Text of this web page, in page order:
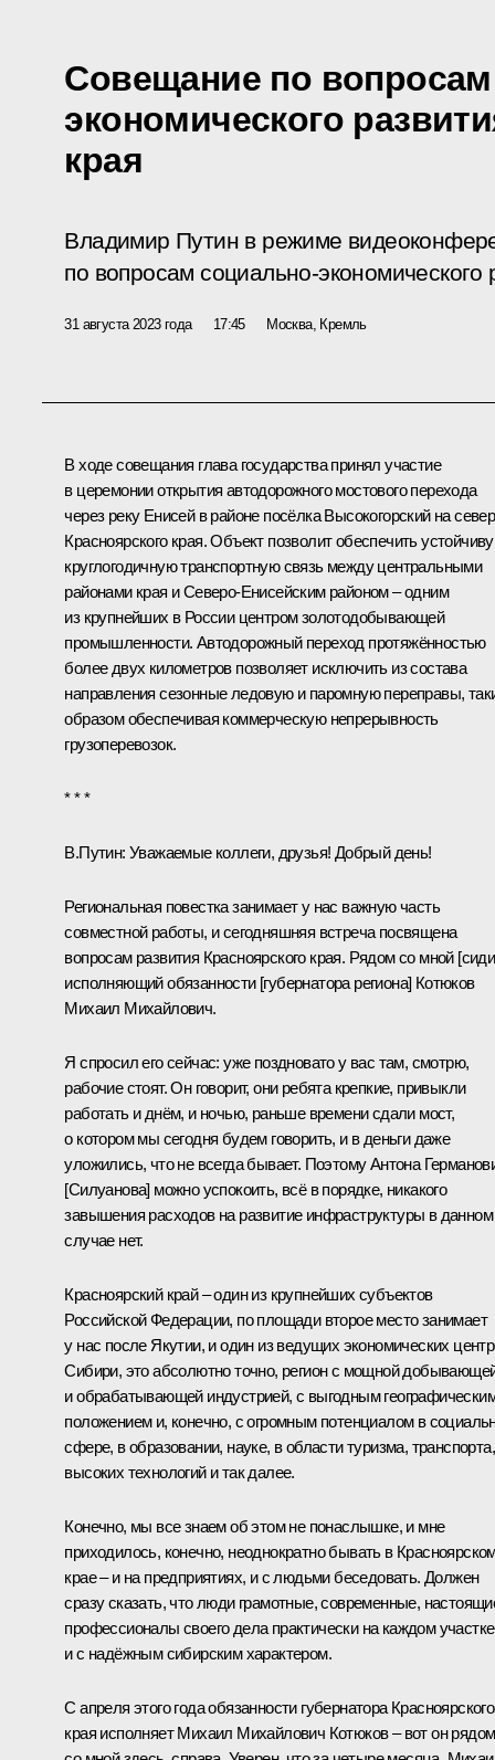
Совещание по
экономического
края
Владимир Путин в режиме
по вопросам социально-экономического
31 августа 2023 года 17:45 Москва, Кремль
В ходе совещания глава государства принял участие
в церемонии открытия автодорожного мостового перехода
через реку Енисей в районе посёлка Высокогорский на
Красноярского края. Объект позволит обеспечить
круглогодичную транспортную связь между центральными
районами края и Северо-Енисейским районом – одним
из крупнейших в России центром золотодобывающей
промышленности. Автодорожный переход протяжённостью
более двух километров позволяет исключить из состава
направления сезонные ледовую и паромную переправы,
образом обеспечивая коммерческую непрерывность
грузоперевозок.
* * *
В.Путин: Уважаемые коллеги, друзья! Добрый день!
Региональная повестка занимает у нас важную часть
совместной работы, и сегодняшняя встреча посвящена
вопросам развития Красноярского края. Рядом со мной
исполняющий обязанности [губернатора региона] Котюков
Михаил Михайлович.
Я спросил его сейчас: уже поздновато у вас там, смотрю,
рабочие стоят. Он говорит, они ребята крепкие, привыкли
работать и днём, и ночью, раньше времени сдали мост,
о котором мы сегодня будем говорить, и в деньги даже
уложились, что не всегда бывает. ПоэтомуАнтона
[Силуанова] можно успокоить, всё в порядке, никакого
завышения расходов на развитие инфраструктуры в данном
случае нет.
Красноярский край – один из крупнейших субъектов
Российской Федерации, по площади второе место занимает
у нас после Якутии, и один из ведущих экономических
Сибири, это абсолютно точно, регион с мощной
и обрабатывающей индустрией, с выгодным
положением и, конечно, с огромным потенциалом в
сфере, в образовании, науке, в области туризма, транспорта,
высоких технологий и так далее.
Конечно, мы все знаем об этом не понаслышке, и мне
приходилось, конечно, неоднократно бывать в
крае – и на предприятиях, и с людьми беседовать. Должен
сразу сказать, что люди грамотные, современные,
профессионалы своего дела практически на каждом
и с надёжным сибирским характером.
С апреля этого года обязанности губернатора Красноярского
края исполняет Михаил Михайлович Котюков – вот он рядом